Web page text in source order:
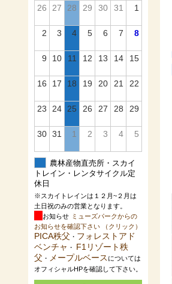
26 27 28 29 30 31 1
2 3 4 5 6 7 8
9 10 11 12 13 14 15
16 17 18 19 20 21 22
23 24 25 26 27 28 29
30 31 1 2 3 4 5
農林産物直売所・スカイ
トレイン・レンタサイクル定
休日
※スカイトレインは１２月~２月は
土日祝のみの営業となります。
お知らせ ミューズパークからの
お知らせを確認下さい （クリック）
PICA秩父 ・ フォレストアド
ベンチャ ・ F1リゾート秩
父 ・ メープルベース については
オフィシャルHPを確認して下さい。